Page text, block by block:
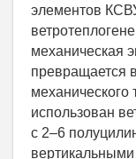
элементов
механическая
превращается
использован
с 2–6